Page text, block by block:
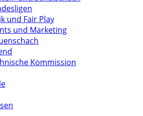
und Fair Play
und Marketing
Kommission